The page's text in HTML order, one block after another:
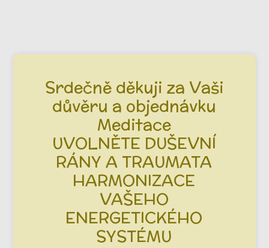
Srdečně děkuji za Vaši
důvěru a objednávku
Meditace
UVOLNĚTE DUŠEVNÍ
RÁNY A TRAUMATA
HARMONIZACE
VAŠEHO
ENERGETICKÉHO
SYSTÉMU